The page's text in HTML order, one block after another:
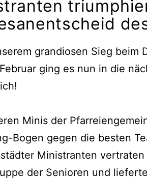
WN
grandiosen Sieg beim
ging es nun in die
Minis der
Bogen gegen die besten
Ministranten
der Senioren und